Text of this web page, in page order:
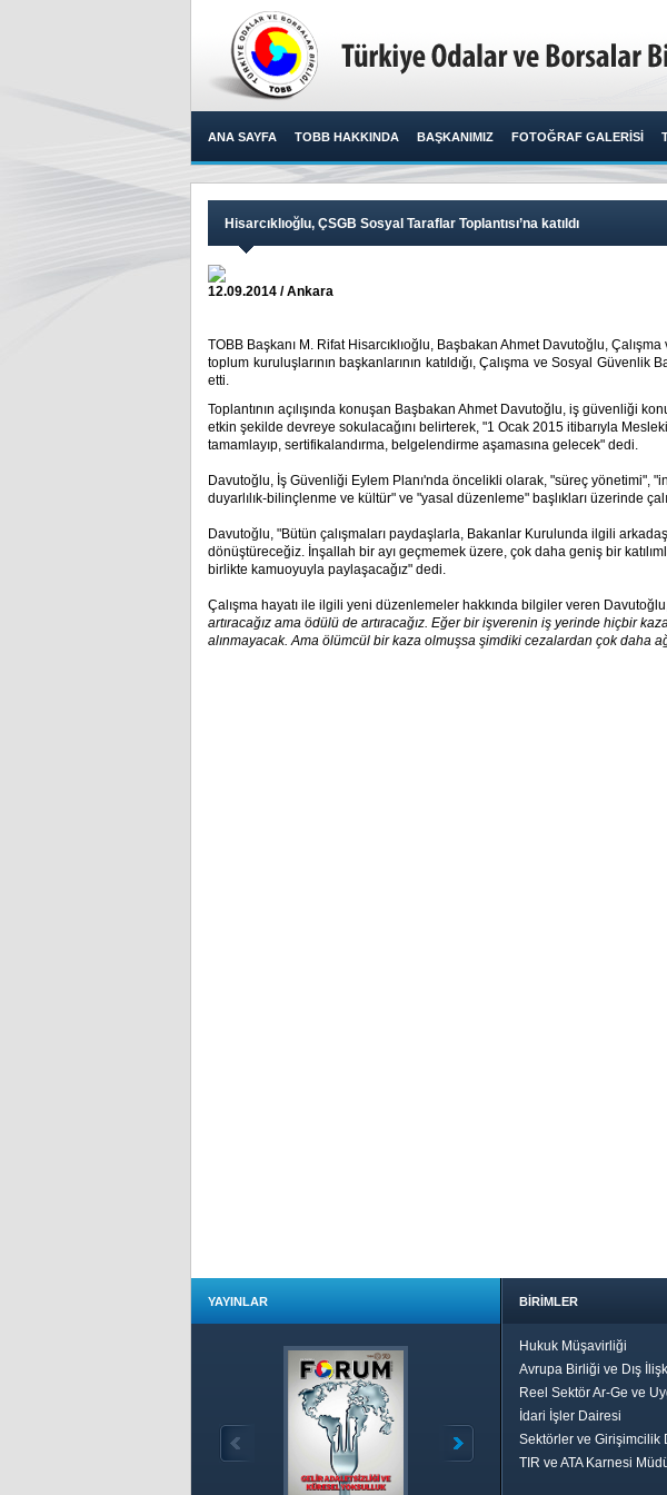
ANA SAYFA TOBB HAKKINDA BAŞKANIMIZ FOTOĞRAF GALERİSİ
Hisarcıklıoğlu, ÇSGB Sosyal Taraflar Toplantısı’na katıldı
12.09.2014 / Ankara
TOBB Başkanı M. Rifat Hisarcıklıoğlu, Başbakan Ahmet Davutoğlu,
toplum kuruluşlarının başkanlarının katıldığı, Çalışma ve Sosyal Güvenlik
etti.​
Toplantının açılışında konuşan Başbakan Ahmet Davutoğlu, iş güvenliği
etkin şekilde devreye sokulacağını belirterek, "1 Ocak 2015 itibarıyla
tamamlayıp, sertifikalandırma, belgelendirme aşamasına gelecek" dedi.
Davutoğlu, İş Güvenliği Eylem Planı'nda öncelikli olarak, "süreç yönetimi",
duyarlılık-bilinçlenme ve kültür" ve "yasal düzenleme" başlıkları üzerinde
Davutoğlu, "Bütün çalışmaları paydaşlarla, Bakanlar Kurulunda ilgili
dönüştüreceğiz. İnşallah bir ayı geçmemek üzere, çok daha geniş bir
birlikte kamuoyuyla paylaşacağız" dedi.
Çalışma hayatı ile ilgili yeni düzenlemeler hakkında bilgiler veren
artıracağız ama ödülü de artıracağız. Eğer bir işverenin iş yerinde hiçbir
alınmayacak. Ama ölümcül bir kaza olmuşsa şimdiki cezalardan çok daha
YAYINLAR BİRİMLER
Hukuk Müşavirliği
Avrupa Birliği ve Dış
Reel Sektör Ar-Ge ve
İdari İşler Dairesi
Sektörler ve Girişimcilik
TIR ve ATA Karnesi